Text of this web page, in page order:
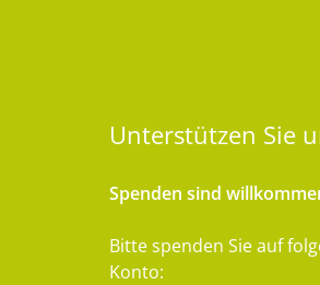
Unterstützen Sie
Spenden sind
Bitte spenden Sie auf
Konto: